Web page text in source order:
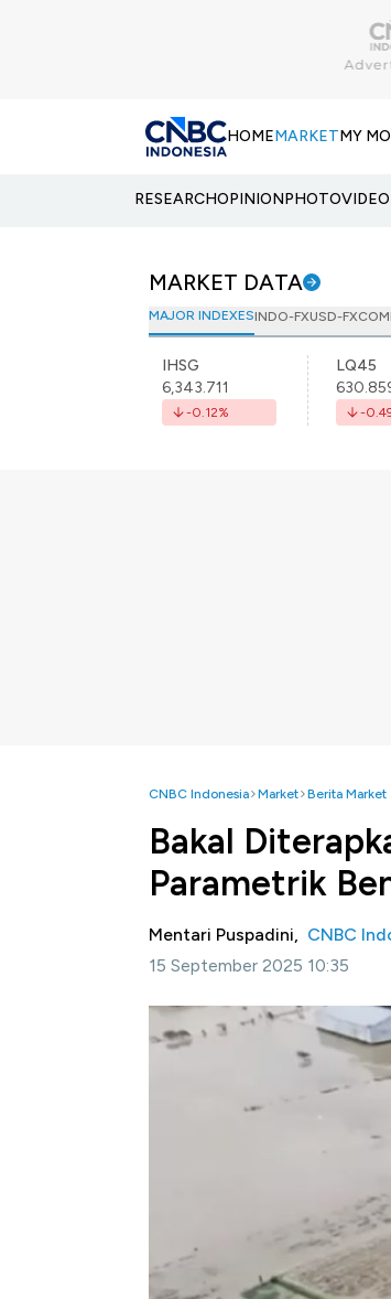
HOMEMARKETMY
RESEARCHOPINIONPHOTOVIDEO
MARKET DATA
MAJOR INDEXESINDO-FXUSD-FX
IHSG
6,343.711
-0.12%
LQ45
-
CNBC Indonesia Market Berita Market
Bakal
Parametrik
Mentari Puspadini, CNBC
15 September 2025 10:35